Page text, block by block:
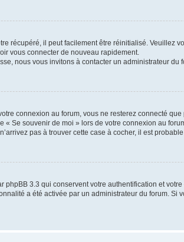
récupéré, il peut facilement être réinitialisé. Veuillez
vous connecter de nouveau rapidement.
nous vous invitons à contacter un administrateur du
connexion au forum, vous ne resterez connecté
« Se souvenir de moi » lors de votre connexion au
pas à trouver cette case à cocher, il est
phpBB 3.3 qui conservent votre authentification et
a été activée par un administrateur du forum.